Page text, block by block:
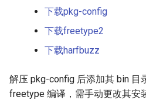
下载pkg-config
下载freetype2
下载harfbuzz
解压 pkg-config 后添加其 bin 目
freetype 编译，需手动更改其安